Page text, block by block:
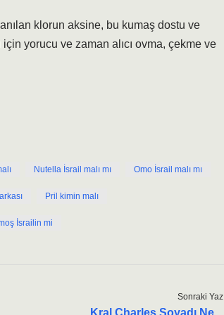
klorun aksine, bu kumaş dostu ve
yorucu ve zaman alıcı ovma, çekme ve
Nutella İsrail malı mı Omo İsrail malı mı
Pril kimin malı
İsrailin mi
Sonraki
Kral Charles Soyadı Ne